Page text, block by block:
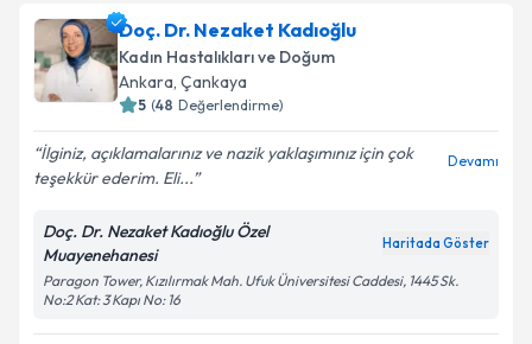
Doç. Dr. Nezaket Kadıoğlu
Kadın Hastalıkları ve Doğum
Ankara, Çankaya
5 (48 Değerlendirme)
İlginiz, açıklamalarınız ve nazik yaklaşımınız için çok
teşekkür ederim. Eli...
Devamı
Doç. Dr. Nezaket Kadıoğlu Özel
Muayenehanesi
Haritada Göster
Paragon Tower, Kızılırmak Mah. Ufuk Üniversitesi Caddesi, 1445 Sk.
No:2 Kat: 3 Kapı No: 16